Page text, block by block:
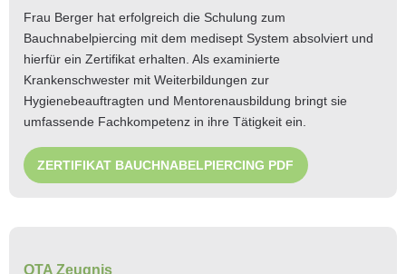
Frau Berger hat erfolgreich die Schulung zum
Bauchnabelpiercing mit dem medisept System absolviert und
hierfür ein Zertifikat erhalten. Als examinierte
Krankenschwester mit Weiterbildungen zur
Hygienebeauftragten und Mentorenausbildung bringt sie
umfassende Fachkompetenz in ihre Tätigkeit ein.
ZERTIFIKAT BAUCHNABELPIERCING PDF
OTA Zeugnis